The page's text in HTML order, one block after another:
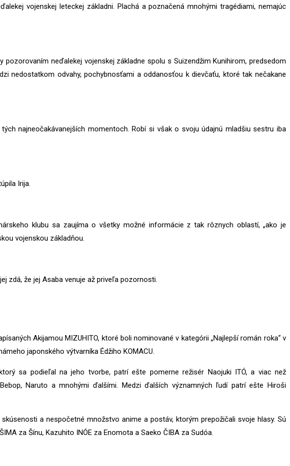
vojenskej leteckej základni. Plachá a poznačená mnohými tragédiami, nemajúc
neďalekej vojenskej základne spolu s Suizendžim Kunihirom, predsedom
nedostatkom odvahy, pochybnosťami a oddanosťou k dievčaťu, ktoré tak nečakane
najneočakávanejších momentoch. Robí si však o svoju údajnú mladšiu sestru iba
Irija.
klubu sa zaujíma o všetky možné informácie z tak rôznych oblastí, „ako je
vojenskou základňou.
zdá, že jej Asaba venuje až priveľa pozornosti.
Akijamou MIZUHITO, ktoré boli nominované v kategórii „Najlepší román roka“ v
japonského výtvarníka Édžiho KOMACU.
sa podieľal na jeho tvorbe, patrí ešte pomerne režisér Naojuki ITÓ, a viac než
Naruto a mnohými ďalšími. Medzi ďalších významných ľudí patrí ešte Hiroši
a nespočetné množstvo anime a postáv, ktorým prepožičali svoje hlasy. Sú
za Šínu, Kazuhito INÓE za Enomota a Saeko ČIBA za Sudóa.